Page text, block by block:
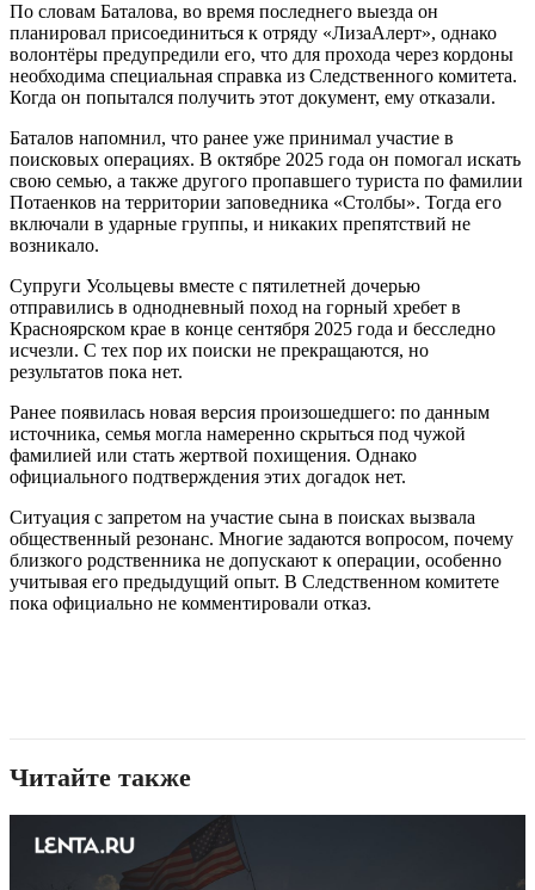
По словам Баталова, во время последнего выезда он
планировал присоединиться к отряду «ЛизаАлерт», однако
волонтёры предупредили его, что для прохода через кордоны
необходима специальная справка из Следственного комитета.
Когда он попытался получить этот документ, ему отказали.
Баталов напомнил, что ранее уже принимал участие в
поисковых операциях. В октябре 2025 года он помогал искать
свою семью, а также другого пропавшего туриста по фамилии
Потаенков на территории заповедника «Столбы». Тогда его
включали в ударные группы, и никаких препятствий не
возникало.
Супруги Усольцевы вместе с пятилетней дочерью
отправились в однодневный поход на горный хребет в
Красноярском крае в конце сентября 2025 года и бесследно
исчезли. С тех пор их поиски не прекращаются, но
результатов пока нет.
Ранее появилась новая версия произошедшего: по данным
источника, семья могла намеренно скрыться под чужой
фамилией или стать жертвой похищения. Однако
официального подтверждения этих догадок нет.
Ситуация с запретом на участие сына в поисках вызвала
общественный резонанс. Многие задаются вопросом, почему
близкого родственника не допускают к операции, особенно
учитывая его предыдущий опыт. В Следственном комитете
пока официально не комментировали отказ.
Читайте также